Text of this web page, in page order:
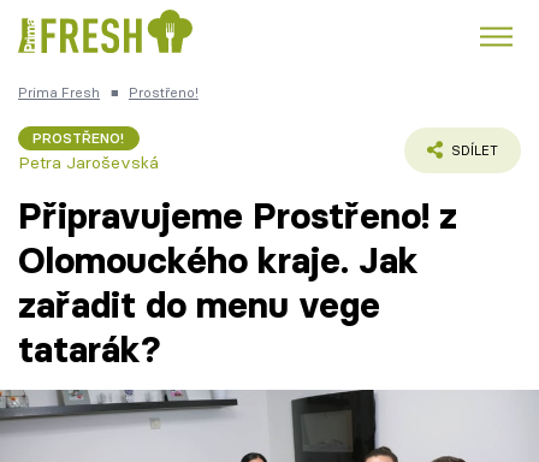
Česká kuchyně
Témata
Recepty
Články
Prima Fresh ■ Prostřeno!
PROSTŘENO!
Petra Jaroševská
SDÍLET
Připravujeme Prostřeno! z
Olomouckého kraje. Jak
zařadit do menu vege
tatarák?